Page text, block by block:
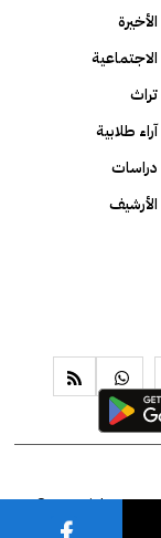
الأخيرة
الاجتماعية
تراث
آراء طلابية
دراسات
الأرشيف
Copyright 2026,